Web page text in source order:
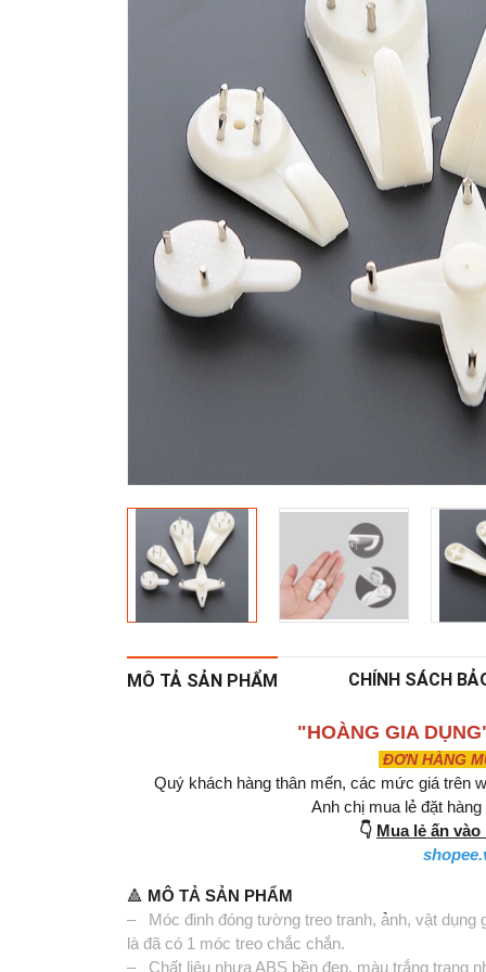
MÔ TẢ SẢN PHẨM CHÍNH SÁCH
"HOÀNG GIA
ĐƠN HÀNG
Quý khách hàng thân mến, các mức giá trên
Anh chị mua lẻ đặt
👇 Mua lẻ ấn
🔺 MÔ TẢ SẢN PHẨM
– Móc đinh đóng tường treo tranh, ảnh, vật dụng
là đã có 1 móc treo chắc chắn.
– Chất liệu nhựa ABS bền đẹp, màu trắng trang